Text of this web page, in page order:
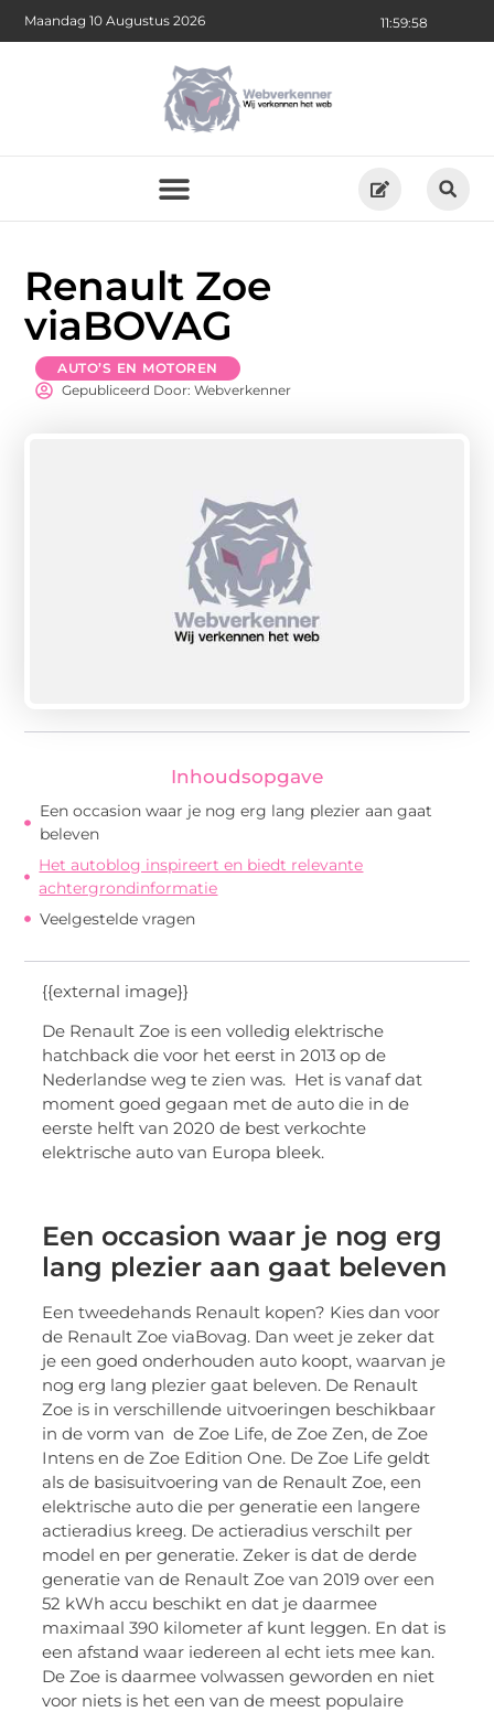
11:59:59
Maandag 10 Augustus 2026
Renault Zoe
viaBOVAG
AUTO’S EN MOTOREN
Gepubliceerd Door: Webverkenner
Inhoudsopgave
Een occasion waar je nog erg lang plezier aan gaat
beleven
Het autoblog inspireert en biedt relevante
achtergrondinformatie
Veelgestelde vragen
{{external image}}
De Renault Zoe is een volledig elektrische
hatchback die voor het eerst in 2013 op de
Nederlandse weg te zien was. Het is vanaf dat
moment goed gegaan met de auto die in de
eerste helft van 2020 de best verkochte
elektrische auto van Europa bleek.
Een occasion waar je nog erg
lang plezier aan gaat beleven
Een tweedehands Renault kopen? Kies dan voor
de Renault Zoe viaBovag. Dan weet je zeker dat
je een goed onderhouden auto koopt, waarvan je
nog erg lang plezier gaat beleven. De Renault
Zoe is in verschillende uitvoeringen beschikbaar
in de vorm van de Zoe Life, de Zoe Zen, de Zoe
Intens en de Zoe Edition One. De Zoe Life geldt
als de basisuitvoering van de Renault Zoe, een
elektrische auto die per generatie een langere
actieradius kreeg. De actieradius verschilt per
model en per generatie. Zeker is dat de derde
generatie van de Renault Zoe van 2019 over een
52 kWh accu beschikt en dat je daarmee
maximaal 390 kilometer af kunt leggen. En dat is
een afstand waar iedereen al echt iets mee kan.
De Zoe is daarmee volwassen geworden en niet
voor niets is het een van de meest populaire